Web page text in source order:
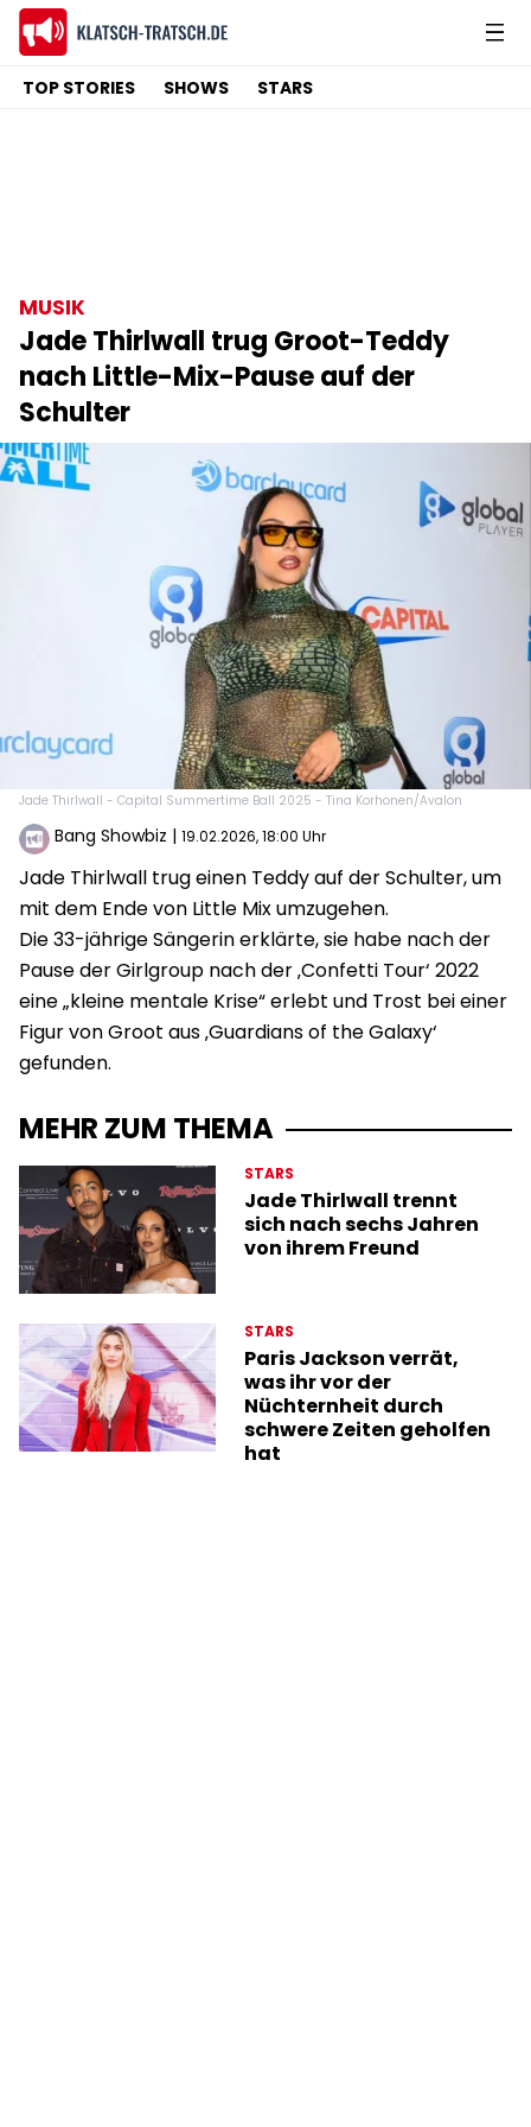
TOP STORIES SHOWS STARS
MUSIK
Jade Thirlwall trug Groot-Teddy
nach Little-Mix-Pause auf der
Schulter
Jade Thirlwall - Capital Summertime Ball 2025 - Tina Korhonen/Avalon
Bang Showbiz | 19.02.2026, 18:00 Uhr
Jade Thirlwall trug einen Teddy auf der Schulter, um
mit dem Ende von Little Mix umzugehen.
Die 33-jährige Sängerin erklärte, sie habe nach der
Pause der Girlgroup nach der ‚Confetti Tour‘ 2022
eine „kleine mentale Krise“ erlebt und Trost bei einer
Figur von Groot aus ‚Guardians of the Galaxy‘
gefunden.
MEHR ZUM THEMA
STARS
Jade Thirlwall trennt
sich nach sechs Jahren
von ihrem Freund
STARS
Paris Jackson verrät,
was ihr vor der
Nüchternheit durch
schwere Zeiten geholfen
hat